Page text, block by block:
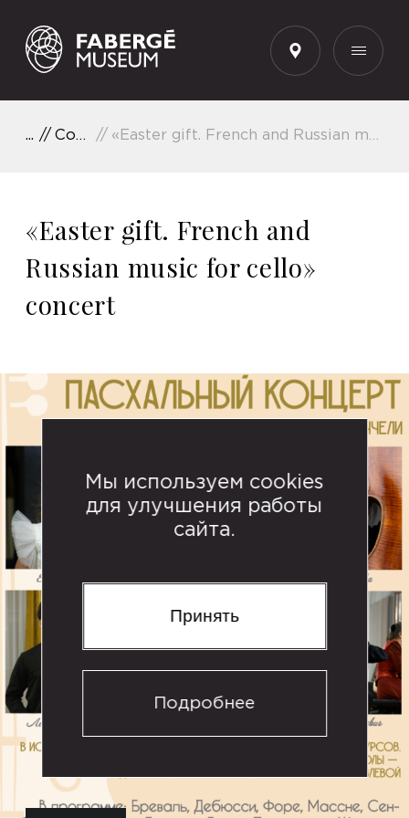
EN
Concerts «Easter gift. French and Russian music for cello» concert
«Easter gift. French and
Russian music for cello»
concert
Мы используем cookies
для улучшения работы
сайта.
Принять
Подробнее